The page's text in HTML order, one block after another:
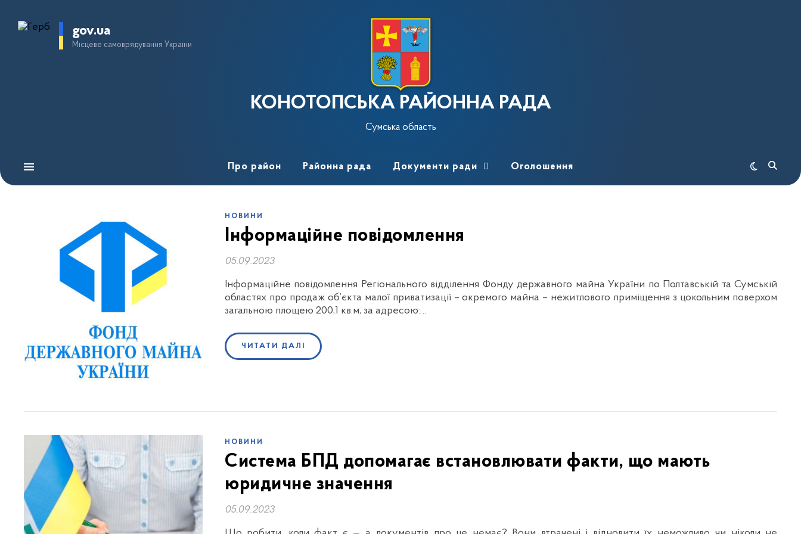
gov.ua
Місцеве самоврядування України
КОНОТОПСЬКА РАЙОННА РАДА
Сумська область
Про район Районна рада Документи ради Оголошення
НОВИНИ
Інформаційне повідомлення
05.09.2023
Інформаційне повідомлення Регіонального відділення Фонду державного майна України по Полтавській та Сумській
областях про продаж об’єкта малої приватизації – окремого майна – нежитлового приміщення з цокольним поверхом
загальною площею 200,1 кв.м, за адресою:…
ЧИТАТИ ДАЛІ
НОВИНИ
Система БПД допомагає встановлювати факти, що мають
юридичне значення
05.09.2023